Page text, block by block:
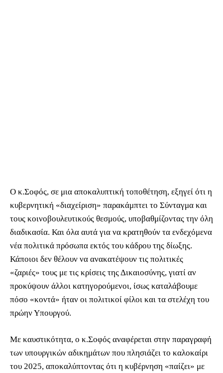
Ο κ.Σοφός, σε μια αποκαλυπτική τοποθέτηση, εξηγεί ότι η
κυβερνητική «διαχείριση» παρακάμπτει το Σύνταγμα και
τους κοινοβουλευτικούς θεσμούς, υποβαθμίζοντας την όλη
διαδικασία. Και όλα αυτά για να κρατηθούν τα ενδεχόμενα
νέα πολιτικά πρόσωπα εκτός του κάδρου της δίωξης.
Κάποιοι δεν θέλουν να ανακατέψουν τις πολιτικές
«ζαριές» τους με τις κρίσεις της Δικαιοσύνης, γιατί αν
προκύψουν άλλοι κατηγορούμενοι, ίσως καταλάβουμε
πόσο «κοντά» ήταν οι πολιτικοί φίλοι και τα στελέχη του
πρώην Υπουργού.
Με καυστικότητα, ο κ.Σοφός αναφέρεται στην παραγραφή
των υπουργικών αδικημάτων που πλησιάζει το καλοκαίρι
του 2025, αποκαλύπτοντας ότι η κυβέρνηση «παίζει» με